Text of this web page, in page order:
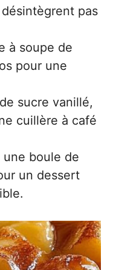
désintègrent pas
à soupe de
pour une
sucre vanillé,
cuillère à café
boule de
un dessert